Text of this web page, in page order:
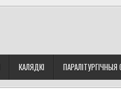
КАЛЯДКІ ПАРАЛІТУРГІЧНЫЯ